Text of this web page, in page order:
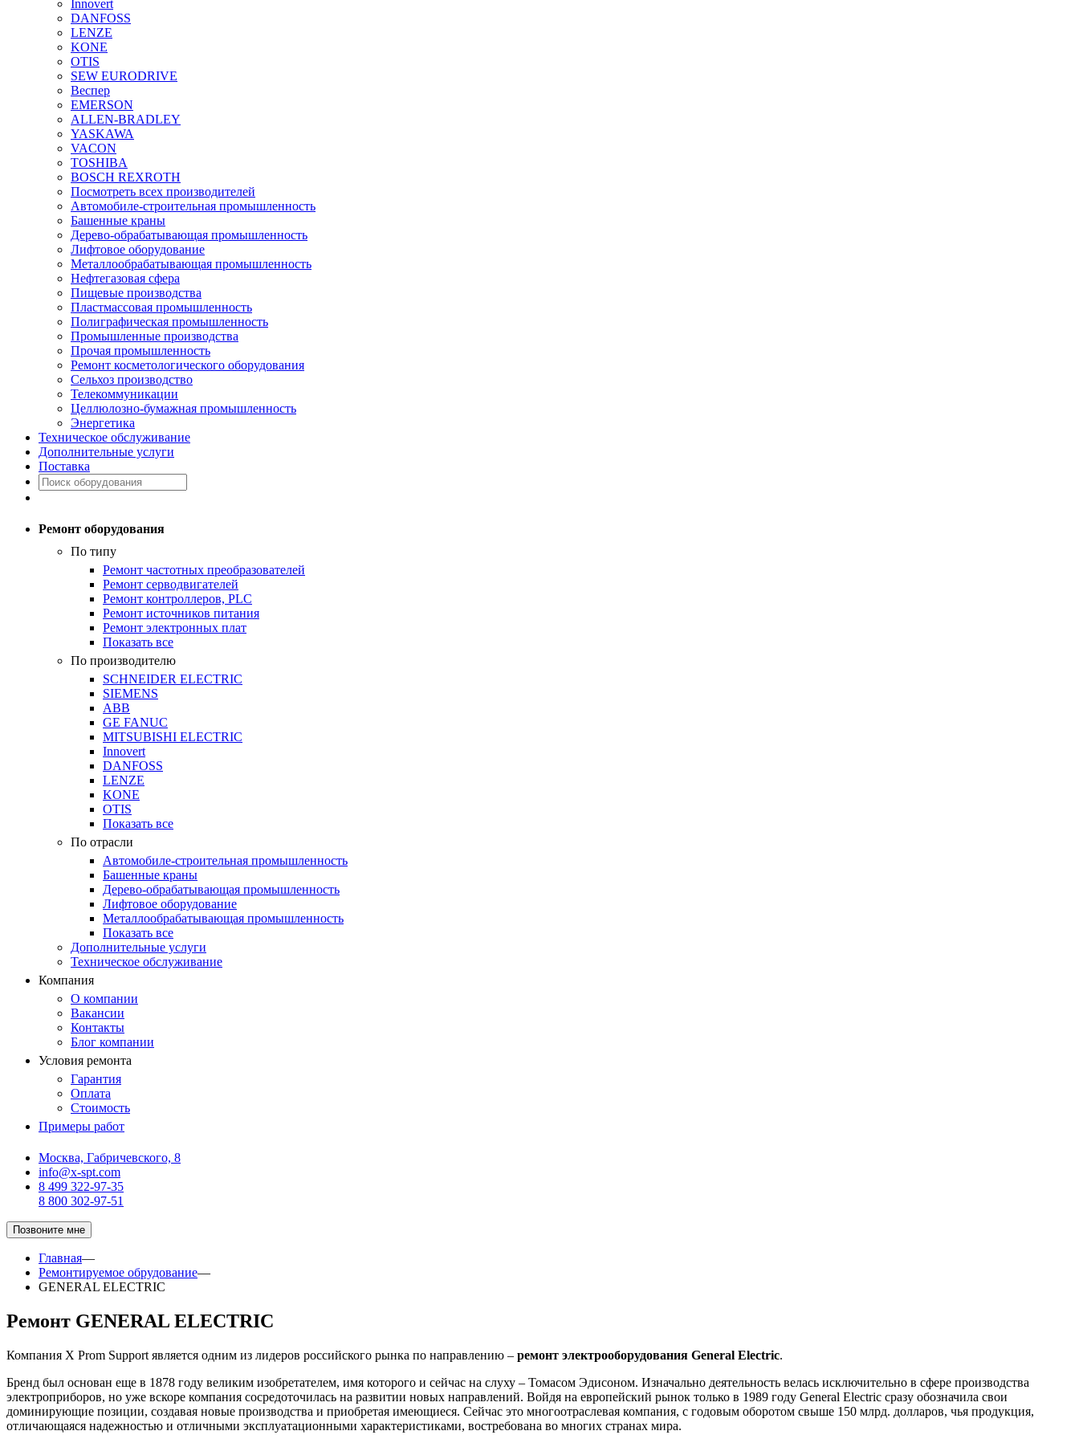
Innovert
DANFOSS
LENZE
KONE
OTIS
SEW EURODRIVE
Веспер
EMERSON
ALLEN-BRADLEY
YASKAWA
VACON
TOSHIBA
BOSCH REXROTH
Посмотреть всех производителей
Автомобиле-строительная промышленность
Башенные краны
Дерево-обрабатывающая промышленность
Лифтовое оборудование
Металлообрабатывающая промышленность
Нефтегазовая сфера
Пищевые производства
Пластмассовая промышленность
Полиграфическая промышленность
Промышленные производства
Прочая промышленность
Ремонт косметологического оборудования
Сельхоз производство
Телекоммуникации
Целлюлозно-бумажная промышленность
Энергетика
Техническое обслуживание
Дополнительные услуги
Поставка
Ремонт оборудования
По типу
Ремонт частотных преобразователей
Ремонт серводвигателей
Ремонт контроллеров, PLC
Ремонт источников питания
Ремонт электронных плат
Показать все
По производителю
SCHNEIDER ELECTRIC
SIEMENS
ABB
GE FANUC
MITSUBISHI ELECTRIC
Innovert
DANFOSS
LENZE
KONE
OTIS
Показать все
По отрасли
Автомобиле-строительная промышленность
Башенные краны
Дерево-обрабатывающая промышленность
Лифтовое оборудование
Металлообрабатывающая промышленность
Показать все
Дополнительные услуги
Техническое обслуживание
Компания
О компании
Вакансии
Контакты
Блог компании
Условия ремонта
Гарантия
Оплата
Стоимость
Примеры работ
Москва, Габричевского, 8
info@x-spt.com
8 499 322-97-35
8 800 302-97-51
Позвоните мне
Главная—
Ремонтируемое обрудование—
GENERAL ELECTRIC
Ремонт GENERAL ELECTRIC
Компания X Prom Support является одним из лидеров российского рынка по направлению – ремонт электрооборудования General Electric.
Бренд был основан еще в 1878 году великим изобретателем, имя которого и сейчас на слуху – Томасом Эдисоном. Изначально деятельность велась исключительно в сфере производства
электроприборов, но уже вскоре компания сосредоточилась на развитии новых направлений. Войдя на европейский рынок только в 1989 году General Electric сразу обозначила свои
доминирующие позиции, создавая новые производства и приобретая имеющиеся. Сейчас это многоотраслевая компания, с годовым оборотом свыше 150 млрд. долларов, чья продукция,
отличающаяся надежностью и отличными эксплуатационными характеристиками, востребована во многих странах мира.